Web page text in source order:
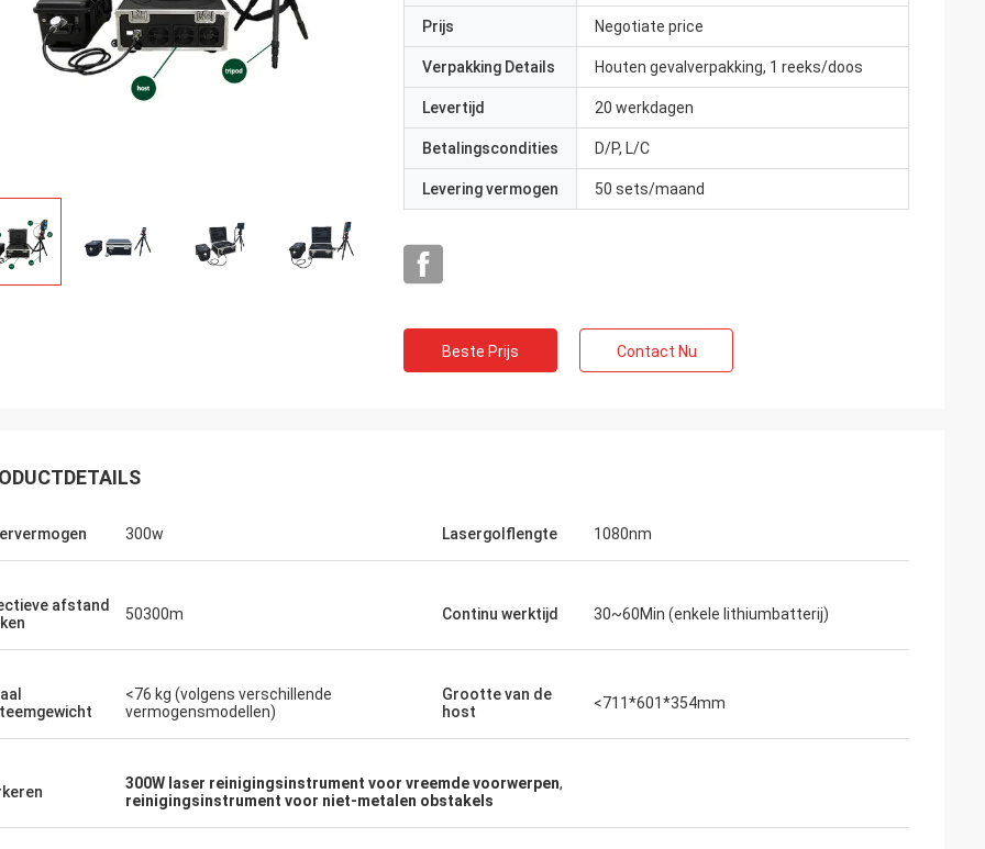
Prijs Negotiate price
Verpakking Details Houten gevalverpakking, 1 reeks/doos
Levertijd 20 werkdagen
Betalingscondities D/P, L/C
Levering vermogen 50 sets/maand
Beste Prijs Contact Nu
300w Lasergolflengte 1080nm
afstand
50300m Continu werktijd 30~60Min (enkele lithiumbatterij)
<76 kg (volgens verschillende
vermogensmodellen)
Grootte van de
host
<711*601*354mm
300W laser reinigingsinstrument voor vreemde voorwerpen,
reinigingsinstrument voor niet-metalen obstakels